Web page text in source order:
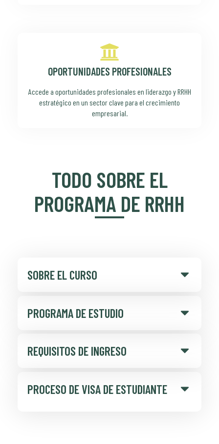
OPORTUNIDADES PROFESIONALES
Accede a oportunidades profesionales en liderazgo y RRHH
estratégico en un sector clave para el crecimiento
empresarial.
TODO SOBRE EL
PROGRAMA DE RRHH
SOBRE EL CURSO
PROGRAMA DE ESTUDIO
REQUISITOS DE INGRESO
PROCESO DE VISA DE ESTUDIANTE